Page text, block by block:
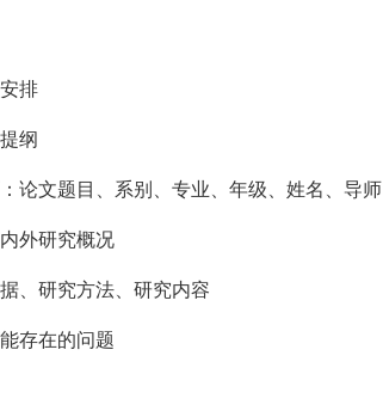
排
纲
论文题目、系别、专业、年级、姓名、导师
外研究概况
、研究方法、研究内容
存在的问题